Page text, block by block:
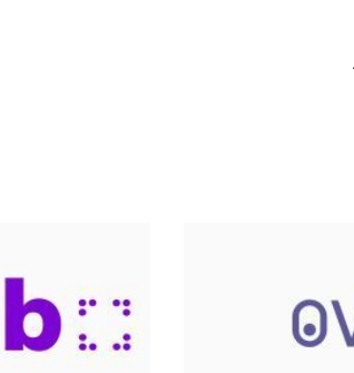
Qlub
تجمع
تمويلاً